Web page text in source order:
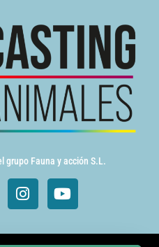
grupo Fauna y acción S.L.